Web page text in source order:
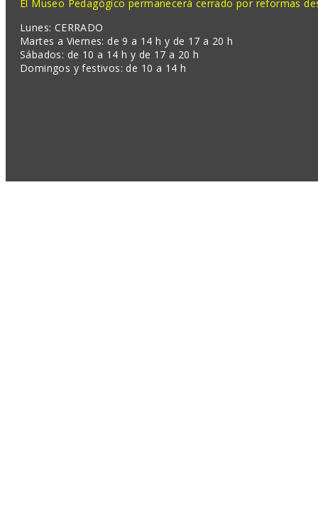
El Museo Pedagógico permanecerá cerrado por reformas
Lunes: CERRADO
Martes a Viernes: de 9 a 14 h y de 17 a 20 h
Sábados: de 10 a 14 h y de 17 a 20 h
Domingos y festivos: de 10 a 14 h